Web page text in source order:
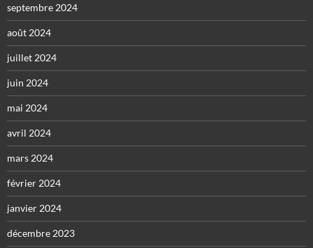
septembre 2024
août 2024
juillet 2024
juin 2024
mai 2024
avril 2024
mars 2024
février 2024
janvier 2024
décembre 2023